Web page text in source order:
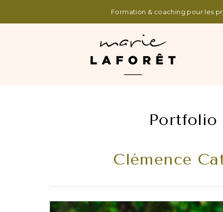
Formation & coaching pour les
Portfolio
Clémence